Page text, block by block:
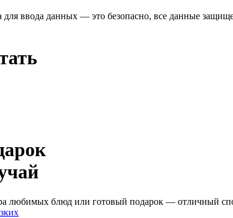
для ввода данных — это безопасно, все данные
любимых блюд или готовый подарок — отличный